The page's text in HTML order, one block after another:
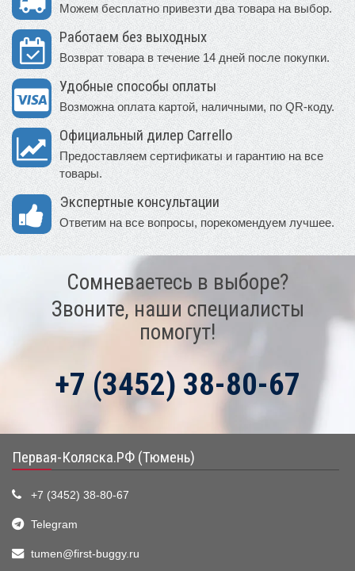
Можем бесплатно привезти два товара на выбор.
Работаем без выходных
Возврат товара в течение 14 дней после покупки.
Удобные способы оплаты
Возможна оплата картой, наличными, по QR-коду.
Официальный дилер Carrello
Предоставляем сертификаты и гарантию на все
товары.
Экспертные консультации
Ответим на все вопросы, порекомендуем лучшее.
Сомневаетесь в выборе?
Звоните, наши специалисты
помогут!
+7 (3452) 38-80-67
Первая-Коляска.РФ (Тюмень)
+7 (3452) 38-80-67
Telegram
tumen@first-buggy.ru